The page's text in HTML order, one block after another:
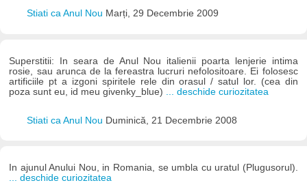
Stiati ca Anul Nou Marți, 29 Decembrie 2009
Superstitii: In seara de Anul Nou italienii poarta lenjerie intima
rosie, sau arunca de la fereastra lucruri nefolositoare. Ei folosesc
artificiile pt a izgoni spiritele rele din orasul / satul lor. (cea din
poza sunt eu, id meu givenky_blue)
... deschide curiozitatea
Stiati ca Anul Nou Duminică, 21 Decembrie 2008
In ajunul Anului Nou, in Romania, se umbla cu uratul (Plugusorul).
... deschide curiozitatea